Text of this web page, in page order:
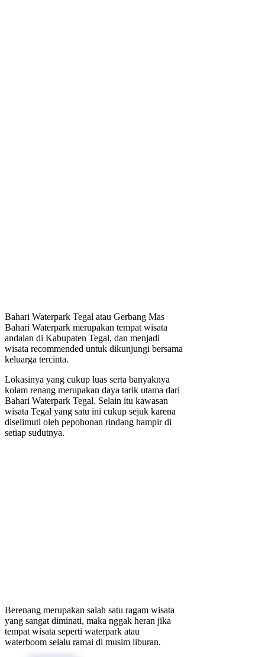
Bahari Waterpark Tegal atau Gerbang Mas
Bahari Waterpark merupakan tempat wisata
andalan di Kabupaten Tegal, dan menjadi
wisata recommended untuk dikunjungi bersama
keluarga tercinta.
Lokasinya yang cukup luas serta banyaknya
kolam renang merupakan daya tarik utama dari
Bahari Waterpark Tegal. Selain itu kawasan
wisata Tegal yang satu ini cukup sejuk karena
diselimuti oleh pepohonan rindang hampir di
setiap sudutnya.
Berenang merupakan salah satu ragam wisata
yang sangat diminati, maka nggak heran jika
tempat wisata seperti waterpark atau
waterboom selalu ramai di musim liburan.